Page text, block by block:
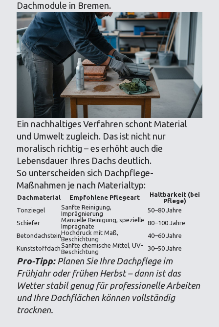
Dachmodule in Bremen.
Ein nachhaltiges Verfahren schont Material
und Umwelt zugleich. Das ist nicht nur
moralisch richtig – es erhöht auch die
Lebensdauer Ihres Dachs deutlich.
So unterscheiden sich Dachpflege-
Maßnahmen je nach Materialtyp:
Dachmaterial Empfohlene Pflegeart
Haltbarkeit (bei
Pflege)
Tonziegel
Sanfte Reinigung,
Imprägnierung
50–80 Jahre
Schiefer
Manuelle Reinigung, spezielle
Imprägnate
80–100 Jahre
BetondachsteinHochdruck mit Maß,
Beschichtung
40–60 Jahre
KunststoffdachSanfte chemische Mittel, UV-
Beschichtung
30–50 Jahre
Pro-Tipp: Planen Sie Ihre Dachpflege im
Frühjahr oder frühen Herbst – dann ist das
Wetter stabil genug für professionelle Arbeiten
und Ihre Dachflächen können vollständig
trocknen.